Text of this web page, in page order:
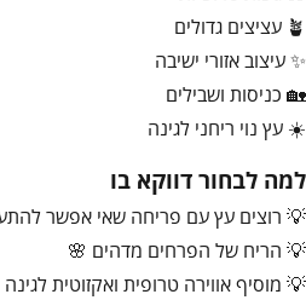
🪴 עציצים גדולים
✨ עיצוב אזורי ישיבה
🏡 כניסות ושבילים
☀️ עץ נוי ריחני לגינה
למה לבחור דווקא בו
💡 רוצים עץ עם פריחה שאי אפשר
💡 הריח של הפרחים מדהים 🌸
💡 מוסיף אווירה טרופית ואקזוטית